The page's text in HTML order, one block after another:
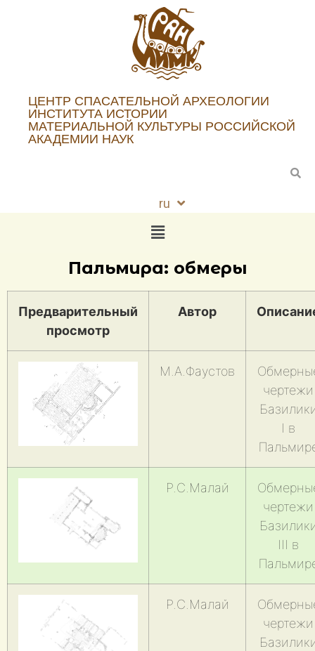
ЦЕНТР СПАСАТЕЛЬНОЙ АРХЕОЛОГИИ
ИНСТИТУТА ИСТОРИИ
МАТЕРИАЛЬНОЙ КУЛЬТУРЫ РОССИЙСКОЙ
АКАДЕМИИ НАУК
ru
en
Пальмира: обмеры
Предварительный
просмотр
Автор
М.А.Фаустов
чертежи
I в
Р.С.Малай
чертежи
III в
Р.С.Малай
чертежи